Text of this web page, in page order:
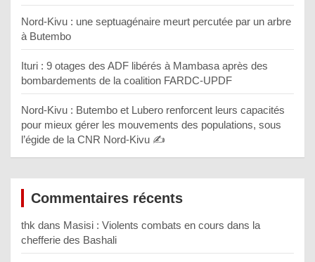
Nord-Kivu : une septuagénaire meurt percutée par un arbre
à Butembo
Ituri : 9 otages des ADF libérés à Mambasa après des
bombardements de la coalition FARDC-UPDF
Nord-Kivu : Butembo et Lubero renforcent leurs capacités
pour mieux gérer les mouvements des populations, sous
l’égide de la CNR Nord-Kivu ✍️
Commentaires récents
thk dans Masisi : Violents combats en cours dans la
chefferie des Bashali